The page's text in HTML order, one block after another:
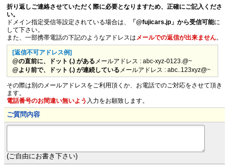
折り返しご連絡させていただく際に必要となりますため、正確にご記入くださ
い。
ドメイン指定受信等設定されている場合は、
「@fujicars.jp」から受信可能に
して下さい。
また、一部携帯電話の下記のようなアドレスは メールでの返信が出来ません。
[返信不可アドレス例]
@の直前に、ドット (.) がある メールアドレス : abc-xyz-0123.@~
@より前で、ドット (.) が連続している メールアドレス : abc..123xyz@~
その際は別のメールアドレスをご利用頂くか、お電話でのご対応をさせて頂き
ます。
電話番号のお間違い無いよう 入力をお願致します。
ご質問内容
(ご自由にお書き下さい)